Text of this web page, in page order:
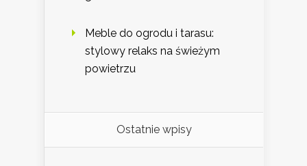
Meble do ogrodu i tarasu:
stylowy relaks na świeżym
powietrzu
Ostatnie wpisy